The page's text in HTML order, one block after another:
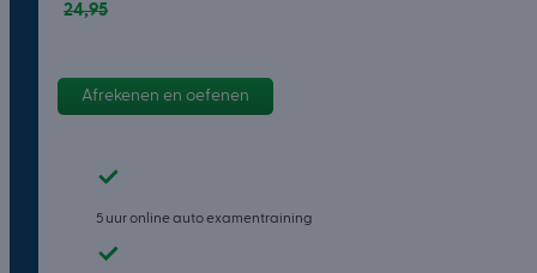
24,95
Afrekenen en oefenen
5 uur online auto examentraining